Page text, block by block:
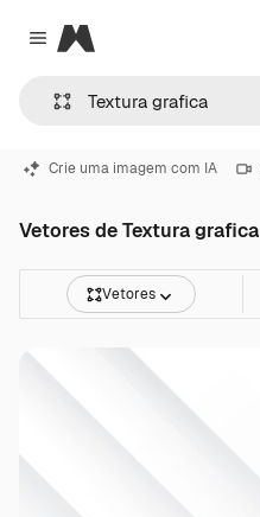
Close menu
Magnific
Crie uma imagem com IA
Vetores de Textura grafica
Vetores